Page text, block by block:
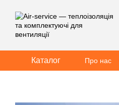
Каталог Про нас